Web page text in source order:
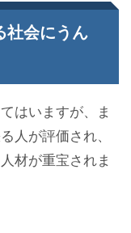
社会にうん
はいますが、ま
人が評価され、
材が重宝されま